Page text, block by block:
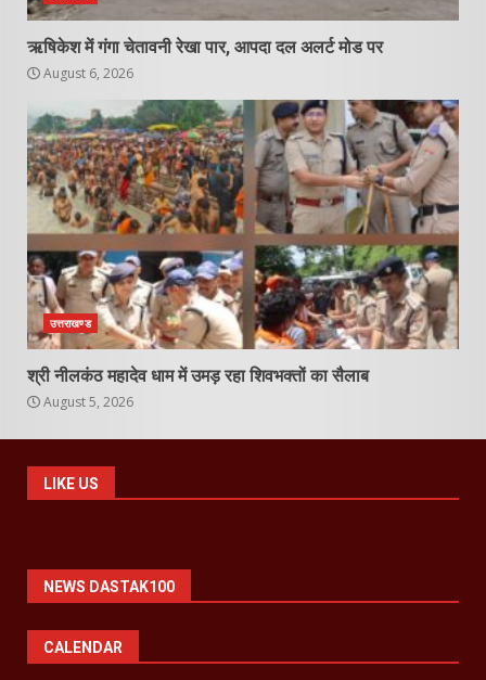
ऋषिकेश में गंगा चेतावनी रेखा पार, आपदा दल अलर्ट मोड पर
August 6, 2026
उत्तराखण्ड
श्री नीलकंठ महादेव धाम में उमड़ रहा शिवभक्तों का सैलाब
August 5, 2026
LIKE US
NEWS DASTAK100
CALENDAR